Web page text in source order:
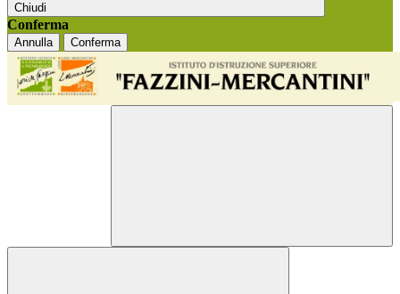
Chiudi
Conferma
Annulla Conferma